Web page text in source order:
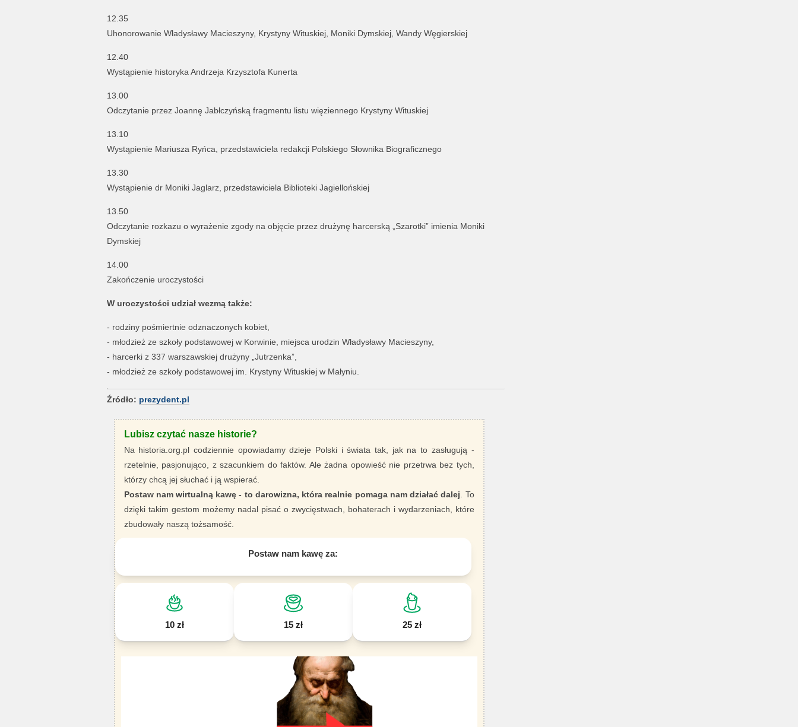
12.35
Uhonorowanie Władysławy Macieszyny, Krystyny Wituskiej, Moniki Dymskiej, Wandy Węgierskiej
12.40
Wystąpienie historyka Andrzeja Krzysztofa Kunerta
13.00
Odczytanie przez Joannę Jabłczyńską fragmentu listu więziennego Krystyny Wituskiej
13.10
Wystąpienie Mariusza Ryńca, przedstawiciela redakcji Polskiego Słownika Biograficznego
13.30
Wystąpienie dr Moniki Jaglarz, przedstawiciela Biblioteki Jagiellońskiej
13.50
Odczytanie rozkazu o wyrażenie zgody na objęcie przez drużynę harcerską „Szarotki” imienia Moniki
Dymskiej
14.00
Zakończenie uroczystości
W uroczystości udział wezmą także:
- rodziny pośmiertnie odznaczonych kobiet,
- młodzież ze szkoły podstawowej w Korwinie, miejsca urodzin Władysławy Macieszyny,
- harcerki z 337 warszawskiej drużyny „Jutrzenka”,
- młodzież ze szkoły podstawowej im. Krystyny Wituskiej w Małyniu.
Źródło: prezydent.pl
Lubisz czytać nasze historie?
Na historia.org.pl codziennie opowiadamy dzieje Polski i świata tak, jak na to zasługują -
rzetelnie, pasjonująco, z szacunkiem do faktów. Ale żadna opowieść nie przetrwa bez tych,
którzy chcą jej słuchać i ją wspierać.
Postaw nam wirtualną kawę - to darowizna, która realnie pomaga nam działać dalej . To
dzięki takim gestom możemy nadal pisać o zwycięstwach, bohaterach i wydarzeniach, które
zbudowały naszą tożsamość.
Postaw nam kawę za:
10 zł 15 zł 25 zł